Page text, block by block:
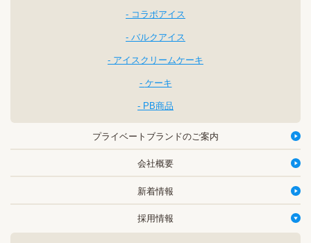
コラボアイス
バルクアイス
アイスクリームケーキ
ケーキ
PB商品
プライベートブランドのご案内
会社概要
新着情報
採用情報